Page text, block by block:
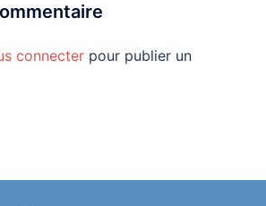
connecter pour publier un